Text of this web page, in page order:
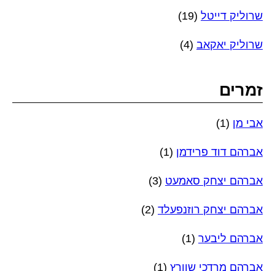
שרוליק דייטל (19)
שרוליק יאקאב (4)
זמרים
אבי מן (1)
אברהם דוד פרידמן (1)
אברהם יצחק סאמעט (3)
אברהם יצחק רוזנפעלד (2)
אברהם ליבער (1)
אברהם מרדכי שוורץ (1)